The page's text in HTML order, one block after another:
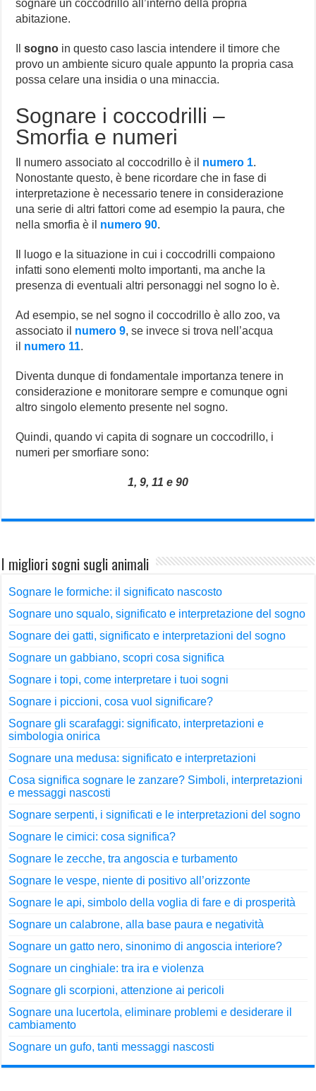
sognare un coccodrillo all’interno della propria
abitazione.
Ilsogno in questo caso lascia intendere il timore che
provo un ambiente sicuro quale appunto la propria casa
possa celare una insidia o una minaccia.
Sognare i coccodrilli –
Smorfia e numeri
Il numero associato al coccodrillo è il numero 1.
Nonostante questo, è bene ricordare che in fase di
interpretazione è necessario tenere in considerazione
una serie di altri fattori come ad esempio la paura, che
nella smorfia è il numero 90.
Il luogo e la situazione in cui i coccodrilli compaiono
infatti sono elementi molto importanti, ma anche la
presenza di eventuali altri personaggi nel sogno lo è.
Ad esempio, se nel sogno il coccodrillo è allo zoo, va
associato il numero 9, se invece si trova nell’acqua
il numero 11.
Diventa dunque di fondamentale importanza tenere in
considerazione e monitorare sempre e comunque ogni
altro singolo elemento presente nel sogno.
Quindi, quando vi capita di sognare un coccodrillo, i
numeri per smorfiare sono:
1, 9, 11 e 90
I migliori sogni sugli animali
Sognare le formiche: il significato nascosto
Sognare uno squalo, significato e interpretazione del sogno
Sognare dei gatti, significato e interpretazioni del sogno
Sognare un gabbiano, scopri cosa significa
Sognare i topi, come interpretare i tuoi sogni
Sognare i piccioni, cosa vuol significare?
Sognare gli scarafaggi: significato, interpretazioni e
simbologia onirica
Sognare una medusa: significato e interpretazioni
Cosa significa sognare le zanzare? Simboli, interpretazioni
e messaggi nascosti
Sognare serpenti, i significati e le interpretazioni del sogno
Sognare le cimici: cosa significa?
Sognare le zecche, tra angoscia e turbamento
Sognare le vespe, niente di positivo all’orizzonte
Sognare le api, simbolo della voglia di fare e di prosperità
Sognare un calabrone, alla base paura e negatività
Sognare un gatto nero, sinonimo di angoscia interiore?
Sognare un cinghiale: tra ira e violenza
Sognare gli scorpioni, attenzione ai pericoli
Sognare una lucertola, eliminare problemi e desiderare il
cambiamento
Sognare un gufo, tanti messaggi nascosti